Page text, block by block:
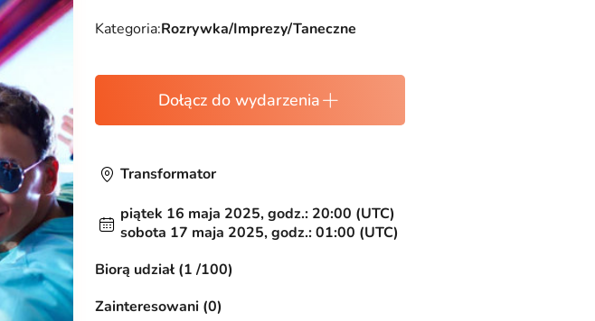
Kategoria:Rozrywka/Imprezy/Taneczne
Dołącz do wydarzenia
Transformator
piątek 16 maja 2025, godz.: 20:00 (UTC)
sobota 17 maja 2025, godz.: 01:00 (UTC)
Biorą udział (1 /100)
Zainteresowani (0)